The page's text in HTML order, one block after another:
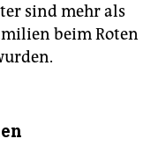
sind mehr als
beim Roten